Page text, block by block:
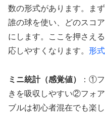
数の形式があります。ま
誰の球を使い、どのスコ
にします。ここを押さえ
応しやすくなります。 形
ミニ統計（感覚値）
：①
きを吸収しやすい②フォ
ブルは初心者混在でも楽